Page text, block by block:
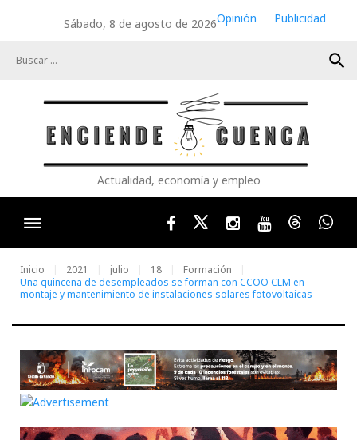
Sábado, 8 de agosto de 2026Opinión
Publicidad
search
Actualidad, economía y empleo
FacebookTwitterInstagram
YoutubeThreads
Inicio 2021 julio 18
Formación
Una quincena de desempleados se forman con CCOO CLM en
montaje y mantenimiento de instalaciones solares fotovoltaicas